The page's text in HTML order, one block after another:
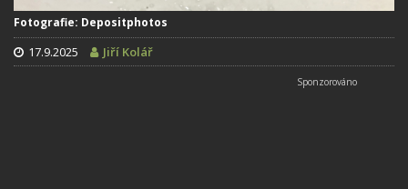
Fotografie: Depositphotos
17.9.2025 Jiří Kolář